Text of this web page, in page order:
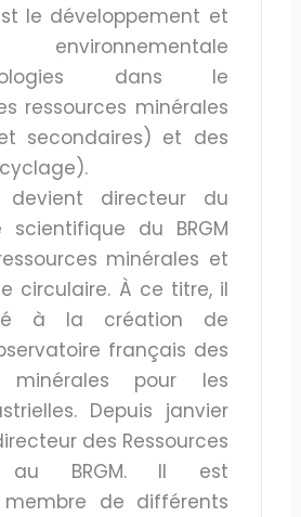
le développement et
environnementale
dans le
ressources minérales
secondaires) et des
devient directeur du
scientifique du BRGM
minérales et
circulaire. À ce titre, il
à la création de
français des
minérales pour les
Depuis janvier
des Ressources
au BRGM. Il est
de différents